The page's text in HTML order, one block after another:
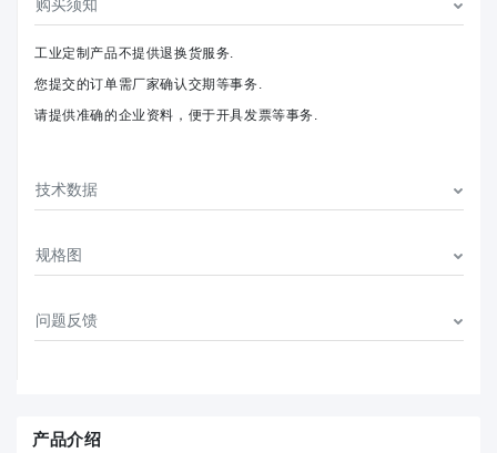
购买须知
工业定制产品不提供退换货服务.
您提交的订单需厂家确认交期等事务.
请提供准确的企业资料，便于开具发票等事务.
技术数据
规格图
问题反馈
产品介绍